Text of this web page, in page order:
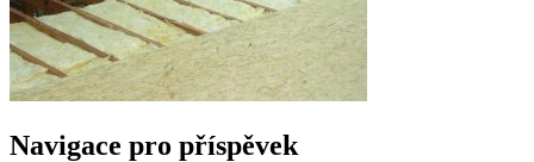
Navigace pro příspěvek